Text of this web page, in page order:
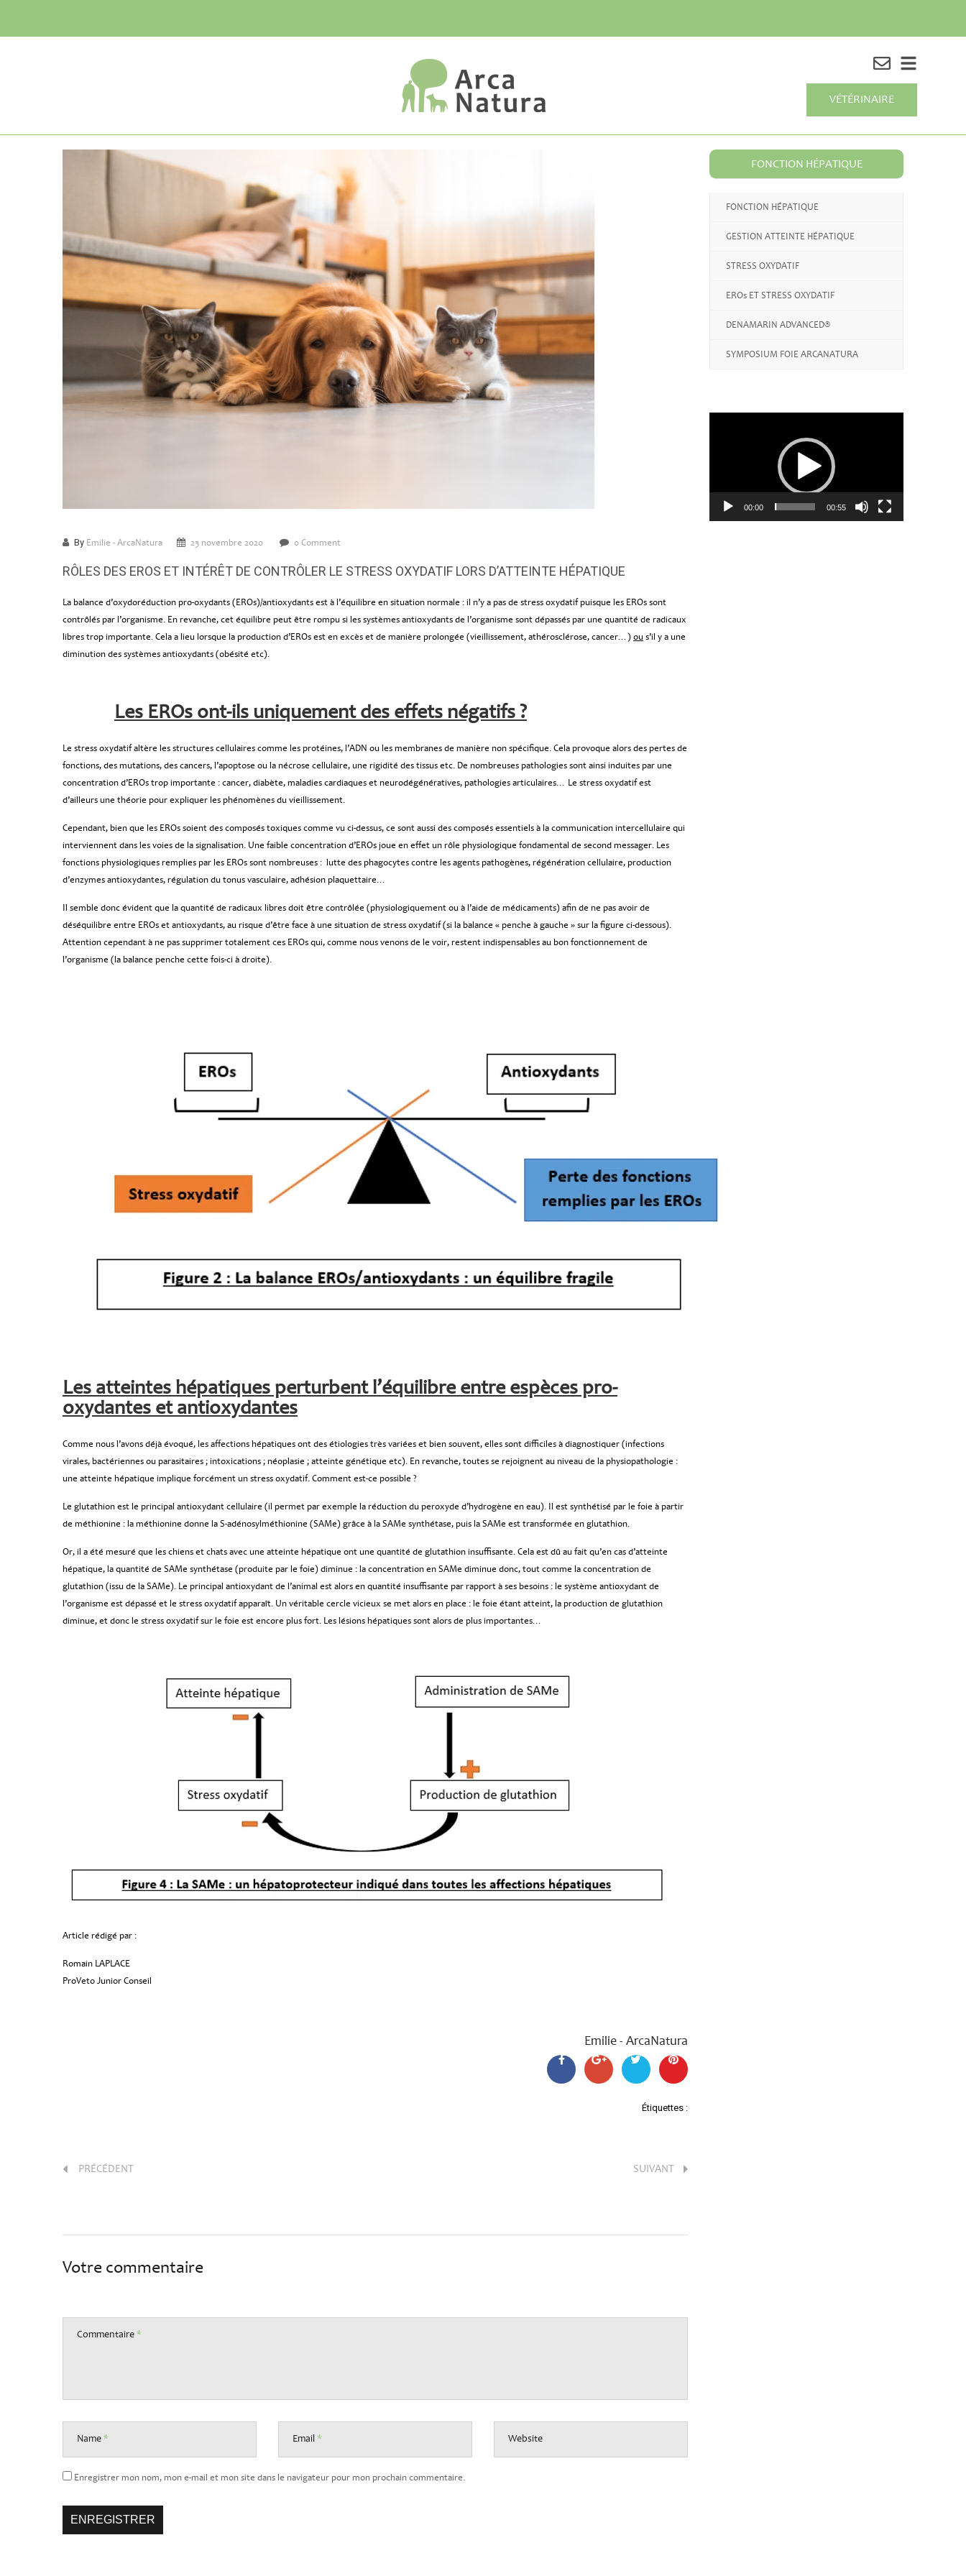
VÉTÉRINAIRE
By Emilie - ArcaNatura 23 novembre 2020 0 Comment
RÔLES DES EROS ET INTÉRÊT DE CONTRÔLER LE STRESS OXYDATIF LORS D’ATTEINTE HÉPATIQUE
La balance d’oxydoréduction pro-oxydants (EROs)/antioxydants est à l’équilibre en situation normale : il n’y a pas de stress oxydatif puisque les EROs sont
contrôlés par l’organisme. En revanche, cet équilibre peut être rompu si les systèmes antioxydants de l’organisme sont dépassés par une quantité de radicaux
libres trop importante. Cela a lieu lorsque la production d’EROs est en excès et de manière prolongée (vieillissement, athérosclérose, cancer…)ous’il y a une
diminution des systèmes antioxydants (obésité etc).
Les EROs ont-ils uniquement des effets négatifs ?
Le stress oxydatif altère les structures cellulaires comme les protéines, l’ADN ou les membranes de manière non spécifique. Cela provoque alors des pertes de
fonctions, des mutations, des cancers, l’apoptose ou la nécrose cellulaire, une rigidité des tissus etc. De nombreuses pathologies sont ainsi induites par une
concentration d’EROs trop importante : cancer, diabète, maladies cardiaques et neurodégénératives, pathologies articulaires… Le stress oxydatif est
d’ailleurs une théorie pour expliquer les phénomènes du vieillissement.
Cependant, bien que les EROs soient des composés toxiques comme vu ci-dessus, ce sont aussi des composés essentiels à la communication intercellulaire qui
interviennent dans les voies de la signalisation. Une faible concentration d’EROs joue en effet un rôle physiologique fondamental de second messager. Les
fonctions physiologiques remplies par les EROs sont nombreuses : lutte des phagocytes contre les agents pathogènes, régénération cellulaire, production
d’enzymes antioxydantes, régulation du tonus vasculaire, adhésion plaquettaire…
Il semble donc évident que la quantité de radicaux libres doit être contrôlée (physiologiquement ou à l’aide de médicaments) afin de ne pas avoir de
déséquilibre entre EROs et antioxydants, au risque d’être face à une situation de stress oxydatif (si la balance « penche à gauche » sur la figure ci-dessous).
Attention cependant à ne pas supprimer totalement ces EROs qui, comme nous venons de le voir, restent indispensables au bon fonctionnement de
l’organisme (la balance penche cette fois-ci à droite).
Les atteintes hépatiques perturbent l’équilibre entre espèces pro-
oxydantes et antioxydantes
Comme nous l’avons déjà évoqué, les affections hépatiques ont des étiologies très variées et bien souvent, elles sont difficiles à diagnostiquer (infections
virales, bactériennes ou parasitaires ; intoxications ; néoplasie ; atteinte génétique etc). En revanche, toutes se rejoignent au niveau de la physiopathologie :
une atteinte hépatique implique forcément un stress oxydatif. Comment est-ce possible ?
Le glutathion est le principal antioxydant cellulaire (il permet par exemple la réduction du peroxyde d’hydrogène en eau). Il est synthétisé par le foie à partir
de méthionine : la méthionine donne la S-adénosylméthionine (SAMe) grâce à la SAMe synthétase, puis la SAMe est transformée en glutathion.
Or, il a été mesuré que les chiens et chats avec une atteinte hépatique ont une quantité de glutathion insuffisante. Cela est dû au fait qu’en cas d’atteinte
hépatique, la quantité de SAMe synthétase (produite par le foie) diminue : la concentration en SAMe diminue donc, tout comme la concentration de
glutathion (issu de la SAMe). Le principal antioxydant de l’animal est alors en quantité insuffisante par rapport à ses besoins : le système antioxydant de
l’organisme est dépassé et le stress oxydatif apparaît. Un véritable cercle vicieux se met alors en place : le foie étant atteint, la production de glutathion
diminue, et donc le stress oxydatif sur le foie est encore plus fort. Les lésions hépatiques sont alors de plus importantes…
Article rédigé par :
Romain LAPLACE
ProVeto Junior Conseil
Emilie - ArcaNatura
Étiquettes :
PRÉCÉDENT SUIVANT
Votre commentaire
Commentaire*
Name* Email* Website
Enregistrer mon nom, mon e-mail et mon site dans le navigateur pour mon prochain commentaire.
FONCTION HÉPATIQUE
FONCTION HÉPATIQUE
GESTION ATTEINTE HÉPATIQUE
STRESS OXYDATIF
EROs ET STRESS OXYDATIF
DENAMARIN ADVANCED®
SYMPOSIUM FOIE ARCANATURA
00:00 00:55